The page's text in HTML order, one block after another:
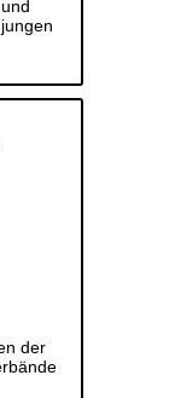
der